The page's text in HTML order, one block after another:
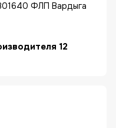
ФЛП Вардыга
12